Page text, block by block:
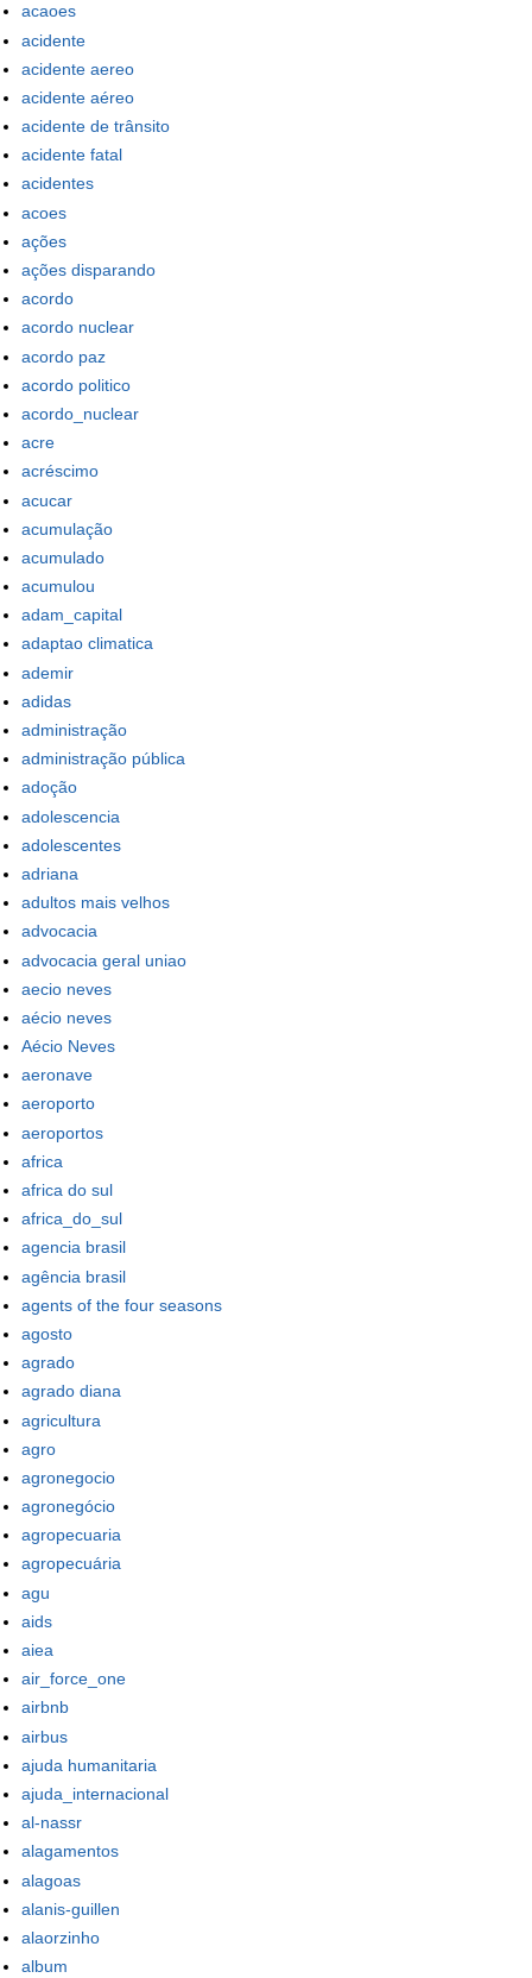
acaoes
acidente
acidente aereo
acidente aéreo
acidente de trânsito
acidente fatal
acidentes
acoes
ações
ações disparando
acordo
acordo nuclear
acordo paz
acordo politico
acordo_nuclear
acre
acréscimo
acucar
acumulação
acumulado
acumulou
adam_capital
adaptao climatica
ademir
adidas
administração
administração pública
adoção
adolescencia
adolescentes
adriana
adultos mais velhos
advocacia
advocacia geral uniao
aecio neves
aécio neves
Aécio Neves
aeronave
aeroporto
aeroportos
africa
africa do sul
africa_do_sul
agencia brasil
agência brasil
agents of the four seasons
agosto
agrado
agrado diana
agricultura
agro
agronegocio
agronegócio
agropecuaria
agropecuária
agu
aids
aiea
air_force_one
airbnb
airbus
ajuda humanitaria
ajuda_internacional
al-nassr
alagamentos
alagoas
alanis-guillen
alaorzinho
album